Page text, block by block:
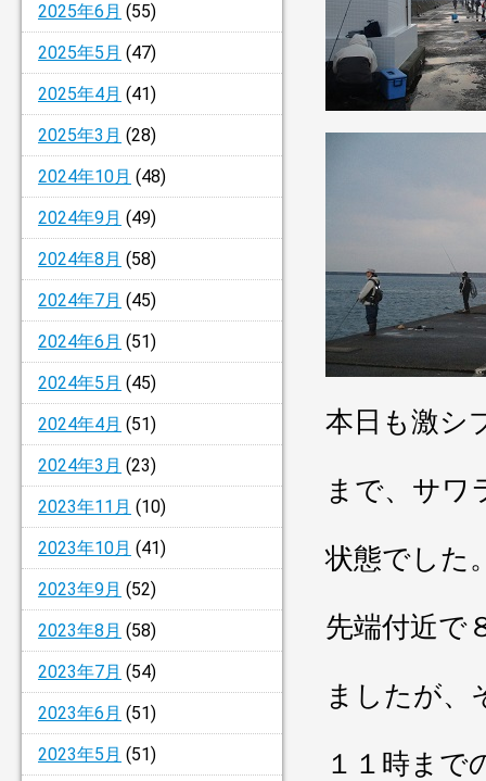
2025年6月 (55)
2025年5月 (47)
2025年4月 (41)
2025年3月 (28)
2024年10月 (48)
2024年9月 (49)
2024年8月 (58)
2024年7月 (45)
2024年6月 (51)
2024年5月 (45)
2024年4月 (51)
2024年3月 (23)
2023年11月 (10)
2023年10月 (41)
2023年9月 (52)
2023年8月 (58)
2023年7月 (54)
2023年6月 (51)
2023年5月 (51)
本日も激シ
まで、サワ
状態でした
先端付近で
ましたが、
１１時まで